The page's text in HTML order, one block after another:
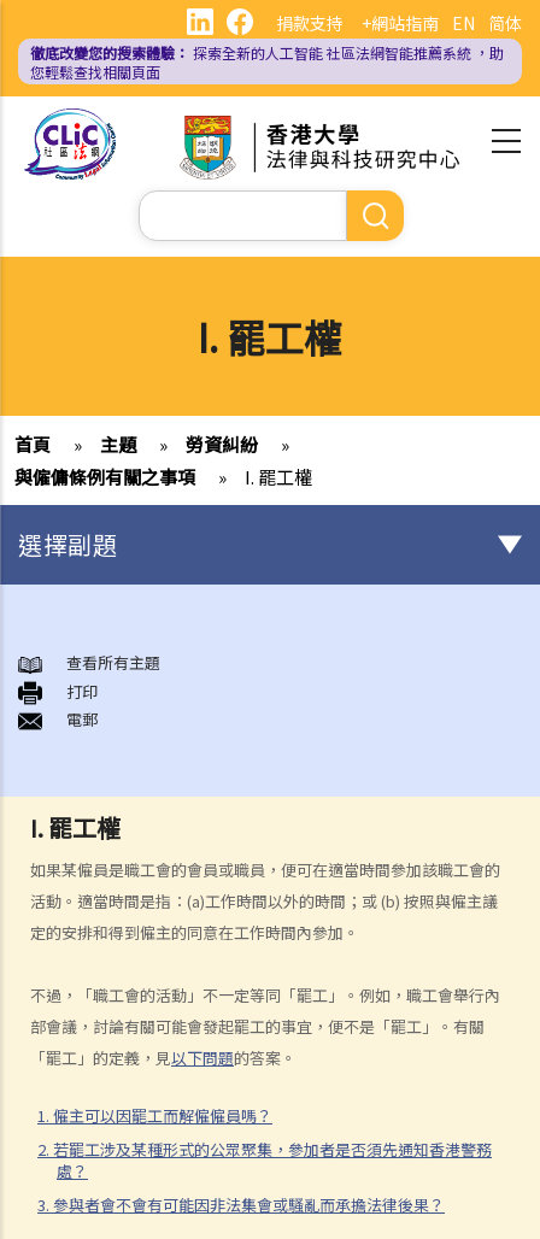
內
EN 简体
捐款支持 +網站指南
徹底改變您的搜索體驗： 探索全新的人工智能社區法網智能推薦系統 ，助
您輕鬆查找相關頁面
Search
I. 罷工權
首頁 » 主題 » 勞資糾紛
»
與僱傭條例有關之事項
» I. 罷工權
I. 罷工權
如果某僱員是職工會的會員或職員，便可在適當時間參加該職工會的
活動。適當時間是指：(a)工作時間以外的時間；或 (b) 按照與僱主議
定的安排和得到僱主的同意在工作時間內參加。
不過，「職工會的活動」不一定等同「罷工」。例如，職工會舉行內
部會議，討論有關可能會發起罷工的事宜，便不是「罷工」。有關
「罷工」的定義，見以下問題的答案。
1. 僱主可以因罷工而解僱僱員嗎？
2. 若罷工涉及某種形式的公眾聚集，參加者是否須先通知香港警務
處？
3. 參與者會不會有可能因非法集會或騷亂而承擔法律後果？
選擇副題
A. 「僱傭合約」之闡釋
1. 僱傭合約的持續期是多久？
2. 甚麼是「連續性」僱傭合約？
3. 僱主是否可以選擇簽訂一系列較短且間斷的僱傭合同，以避免向僱員
提供法定福利和權益？
3. 如何分辨「僱傭合約」以及「獨立承包商（或自僱人士）之服務合
約」？
予現職僱主一個月通知以辭去現有工作。在新工上任的一個星期前，我
失業人士。我可否向給予新聘約的公司採取法律行動或尋求補救方法？
5. 資料及紀錄
B. 薪酬
1. 我的秘書弄壞了我辦公室的電腦，而我打算從她本月的薪金中扣除
查看所有主題
打印
電郵